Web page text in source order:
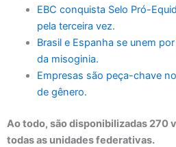
EBC conquista Selo Pró-
pela terceira vez.
Brasil e Espanha se unem
da misoginia.
Empresas são peça-chave
de gênero.
Ao todo, são disponibilizadas 270
todas as unidades federativas.